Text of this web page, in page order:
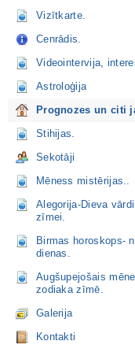
Vizītkarte.
Cenrādis.
Videointervija,
Astroloģija
Prognozes un citi
Stihijas.
Sekotāji
Mēness mistērijas..
Alegorija-Dieva
zīmei.
Birmas horoskops-
dienas.
Augšupejošais
zodiaka zīmē.
Galerija
Kontakti